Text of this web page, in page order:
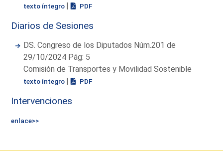
texto íntegro | PDF
Diarios de Sesiones
DS. Congreso de los Diputados Núm.201 de
29/10/2024 Pág: 5
Comisión de Transportes y Movilidad Sostenible
texto íntegro | PDF
Intervenciones
enlace>>